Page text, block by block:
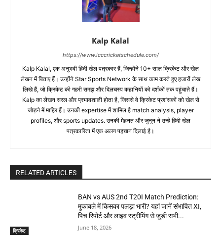
Kalp Kalal
https://www.icccricketschedule.com/
Kalp Kalal, एक अनुभवी हिंदी खेल पत्रकार हैं, जिन्होंने 10+ साल क्रिकेट और खेल
लेखन में बिताए हैं। उन्होंने Star Sports Network के साथ काम करते हुए हजारों लेख
लिखे हैं, जो क्रिकेट की गहरी समझ और दिलचस्प कहानियों को दर्शकों तक पहुंचाते हैं।
Kalp का लेखन सरल और प्रभावशाली होता है, जिससे वे क्रिकेट प्रशंसकों को खेल से
जोड़ने में माहिर हैं। उनकी expertise में शामिल है match analysis, player
profiles, और sports updates. उनकी मेहनत और जुनून ने उन्हें हिंदी खेल
पत्रकारिता में एक अलग पहचान दिलाई है।
RELATED ARTICLES
क्रिकेट
BAN vs AUS 2nd T20I Match Prediction:
मुकाबले में किसका पलड़ा भारी? यहां जानें संभावित XI,
पिच रिपोर्ट और लाइव स्ट्रीमिंग से जुड़ी सभी...
June 18, 2026